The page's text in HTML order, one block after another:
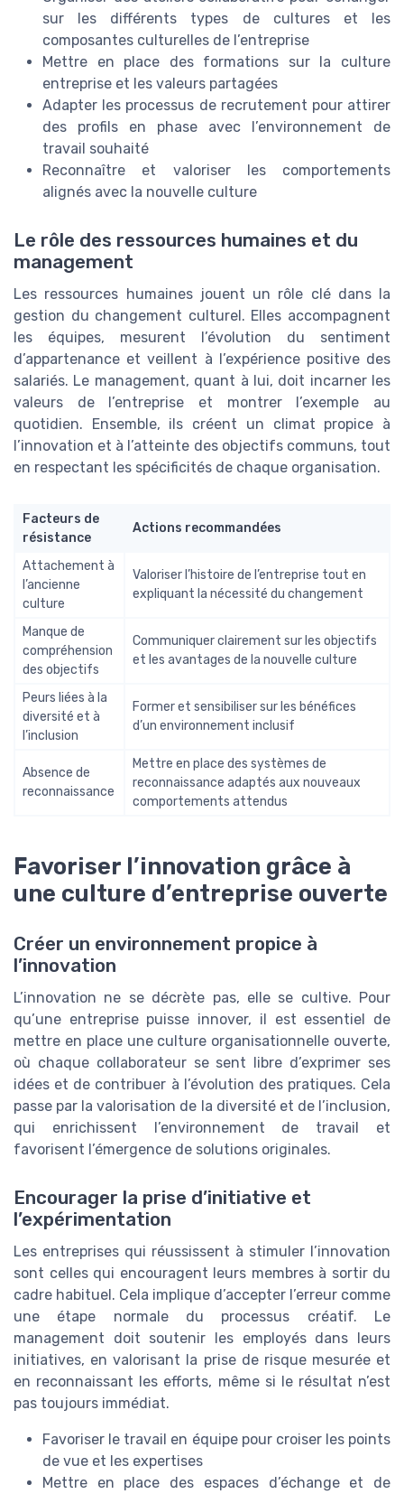
sur les différents types de cultures et les
composantes culturelles de l’entreprise
Mettre en place des formations sur la culture
entreprise et les valeurs partagées
Adapter les processus de recrutement pour attirer
des profils en phase avec l’environnement de
travail souhaité
Reconnaître et valoriser les comportements
alignés avec la nouvelle culture
Le rôle des ressources humaines et du
management
Les ressources humaines jouent un rôle clé dans la
gestion du changement culturel. Elles accompagnent
les équipes, mesurent l’évolution du sentiment
d’appartenance et veillent à l’expérience positive des
salariés. Le management, quant à lui, doit incarner les
valeurs de l’entreprise et montrer l’exemple au
quotidien. Ensemble, ils créent un climat propice à
l’innovation et à l’atteinte des objectifs communs, tout
en respectant les spécificités de chaque organisation.
Facteurs de
résistance
Actions recommandées
Attachement à
l’ancienne
culture
Valoriser l’histoire de l’entreprise tout en
expliquant la nécessité du changement
Manque de
compréhension
des objectifs
Communiquer clairement sur les objectifs
et les avantages de la nouvelle culture
Peurs liées à la
diversité et à
l’inclusion
Former et sensibiliser sur les bénéfices
d’un environnement inclusif
Absence de
reconnaissance
Mettre en place des systèmes de
reconnaissance adaptés aux nouveaux
comportements attendus
Favoriser l’innovation grâce à
une culture d’entreprise ouverte
Créer un environnement propice à
l’innovation
L’innovation ne se décrète pas, elle se cultive. Pour
qu’une entreprise puisse innover, il est essentiel de
mettre en place une culture organisationnelle ouverte,
où chaque collaborateur se sent libre d’exprimer ses
idées et de contribuer à l’évolution des pratiques. Cela
passe par la valorisation de la diversité et de l’inclusion,
qui enrichissent l’environnement de travail et
favorisent l’émergence de solutions originales.
Encourager la prise d’initiative et
l’expérimentation
Les entreprises qui réussissent à stimuler l’innovation
sont celles qui encouragent leurs membres à sortir du
cadre habituel. Cela implique d’accepter l’erreur comme
une étape normale du processus créatif. Le
management doit soutenir les employés dans leurs
initiatives, en valorisant la prise de risque mesurée et
en reconnaissant les efforts, même si le résultat n’est
pas toujours immédiat.
Favoriser le travail en équipe pour croiser les points
de vue et les expertises
Mettre en place des espaces d’échange et de